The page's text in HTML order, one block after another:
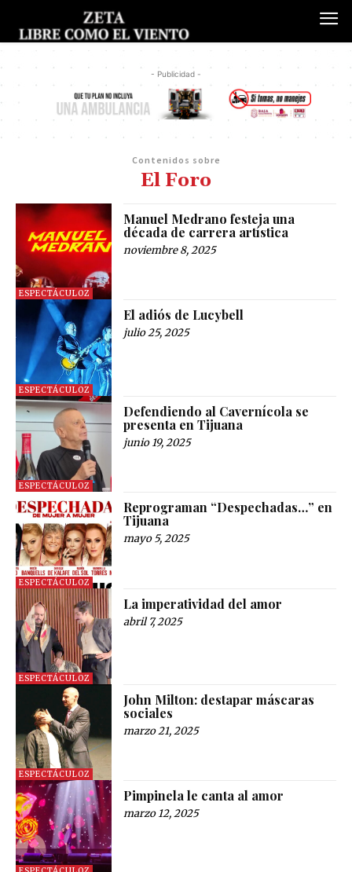
- Publicidad -
Contenidos sobre
El Foro
ESPECTÁCULOZ
Manuel Medrano festeja una
década de carrera artística
noviembre 8, 2025
ESPECTÁCULOZ
El adiós de Lucybell
julio 25, 2025
ESPECTÁCULOZ
Defendiendo al Cavernícola se
presenta en Tijuana
junio 19, 2025
ESPECTÁCULOZ
Reprograman “Despechadas…” en
Tijuana
mayo 5, 2025
ESPECTÁCULOZ
La imperatividad del amor
abril 7, 2025
ESPECTÁCULOZ
John Milton: destapar máscaras
sociales
marzo 21, 2025
Pimpinela le canta al amor
marzo 12, 2025